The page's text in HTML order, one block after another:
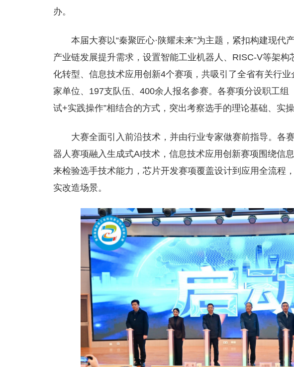
办。
本届大赛以“秦聚匠心·陕耀未来”为主题，紧扣构建现代
产业链发展提升需求，设置智能工业机器人、RISC-V等架
化转型、信息技术应用创新4个赛项，共吸引了全省有关行
家单位、197支队伍、400余人报名参赛。各赛项分设职工组
试+实践操作”相结合的方式，突出考察选手的理论基础、实
大赛全面引入前沿技术，并由行业专家做赛前指导。各
器人赛项融入生成式AI技术，信息技术应用创新赛项围绕信
来检验选手技术能力，芯片开发赛项覆盖设计到应用全流程
实改造场景。